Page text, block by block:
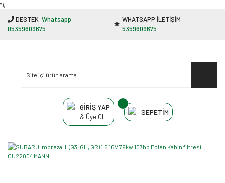
"');
DESTEK Whatsapp
05359609675
WHATSAPP İLETİŞİM
5359609675
GİRİŞ YAP
& Üye Ol
SEPETİM